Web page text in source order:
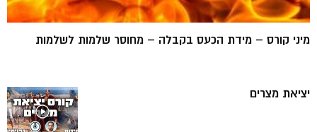
מיני קורס – מידת הכעס בקבלה – מחוסר שלמות לשלמות
יציאת מצרים